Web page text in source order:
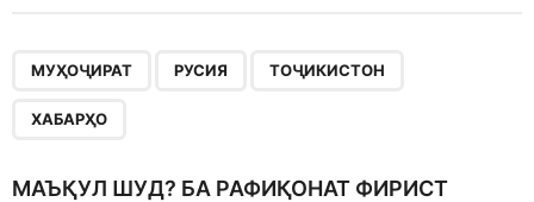
МУҲОҶИРАТ РУСИЯ ТОҶИКИСТОН
ХАБАРҲО
МАЪҚУЛ ШУД? БА РАФИҚОНАТ ФИРИСТ